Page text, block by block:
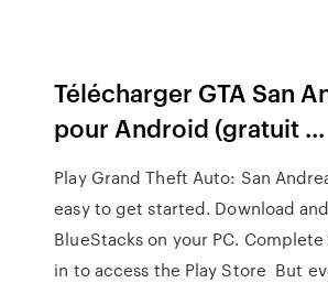
Télécharger GTA San
pour Android (gratuit ...
Play Grand Theft Auto: San
easy to get started. Download
BlueStacks on your PC.
in to access the Play Store But